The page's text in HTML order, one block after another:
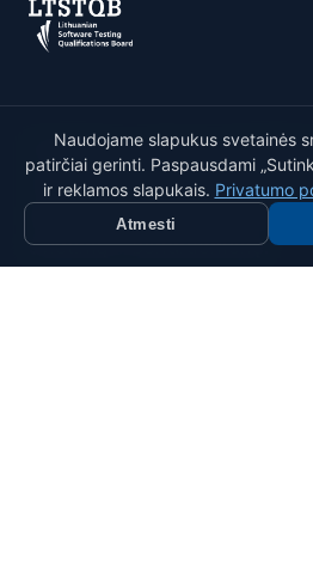
LTSTQB yra oficialus ISTQB®
Lietuvoje, skatinantis
testavimo profesiją per
švietimą ir bendruomenę.
Naudojame slapukus svetainės
patirčiai gerinti. Paspausdami
ir reklamos slapukais. Privatumo
Atmesti